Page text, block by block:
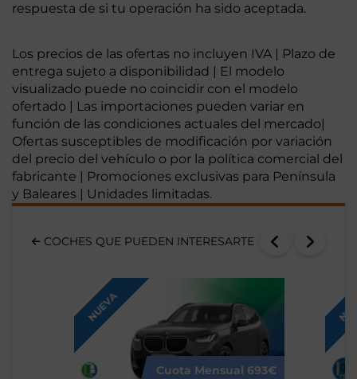
respuesta de si tu operación ha sido aceptada.
Los precios de las ofertas no incluyen IVA | Plazo de
entrega sujeto a disponibilidad | El modelo
visualizado puede no coincidir con el modelo
ofertado | Las importaciones pueden variar en
función de las condiciones actuales del mercado|
Ofertas susceptibles de modificación por variación
del precio del vehículo o por la política comercial del
fabricante | Promociones exclusivas para Península
y Baleares | Unidades limitadas.
COCHES QUE PUEDEN INTERESARTE
NUEVA
Cuota Mensual 693€